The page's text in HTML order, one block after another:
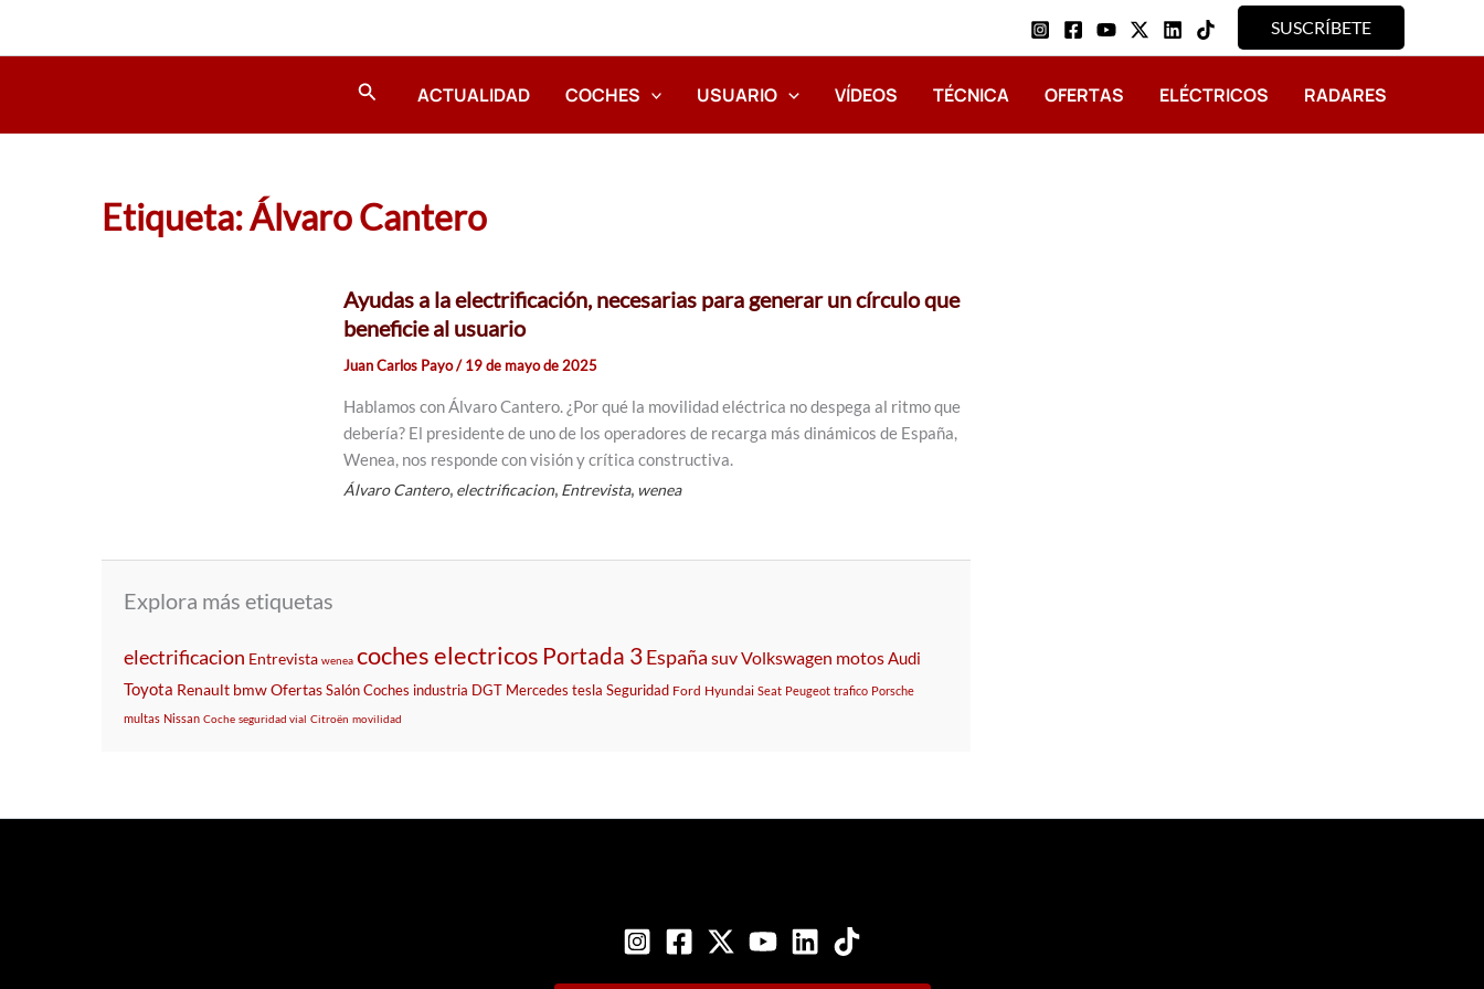
SUSCRÍBETE
Buscar ACTUALIDAD COCHES USUARIO VÍDEOS TÉCNICA OFERTAS ELÉCTRICOS RADARES
Etiqueta: Álvaro Cantero
Ayudas a la electrificación, necesarias para generar un círculo que
beneficie al usuario
Juan Carlos Payo/19 de mayo de 2025
Hablamos con Álvaro Cantero. ¿Por qué la movilidad eléctrica no despega al ritmo que
debería? El presidente de uno de los operadores de recarga más dinámicos de España,
Wenea, nos responde con visión y crítica constructiva.
Álvaro Cantero, electrificacion, Entrevista, wenea
Explora más etiquetas
electrificacion Entrevista wenea coches electricos Portada 3España suvVolkswagen motos Audi
Toyota Renault bmwOfertasSalónCoches industria DGT Mercedes tesla Seguridad Ford Hyundai Seat Peugeot trafico Porsche
multas Nissan Coche seguridad vial Citroën movilidad